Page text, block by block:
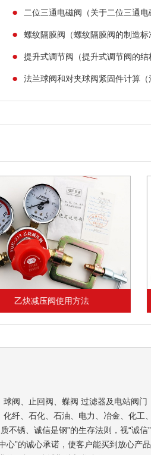
● 二位三通电磁阀（关于二位三通电
● 螺纹隔膜阀（螺纹隔膜阀的制造标
● 提升式调节阀（提升式调节阀的结
● 法兰球阀和对夹球阀紧固件计算（法兰球阀
阀使用方法
阀、止回阀、蝶阀 过滤器及电站阀
纤、石化、石油、电力、冶金、化工
锈、诚信是钢”的生存法则，视“诚信
”的诚心承诺，使客户能买到放心产